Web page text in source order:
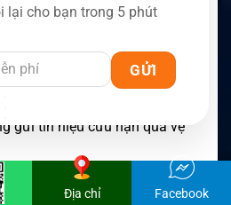
không đồng nghĩa với khả
không?
bằng ánh sáng. Sản phẩm
gửi tín hiệu cứu nạn qua vệ
gì?
lại cho bạn trong 5 phút
Địa chỉ Facebook